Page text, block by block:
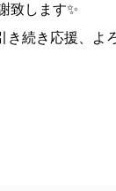
致します✨
き続き応援、よ